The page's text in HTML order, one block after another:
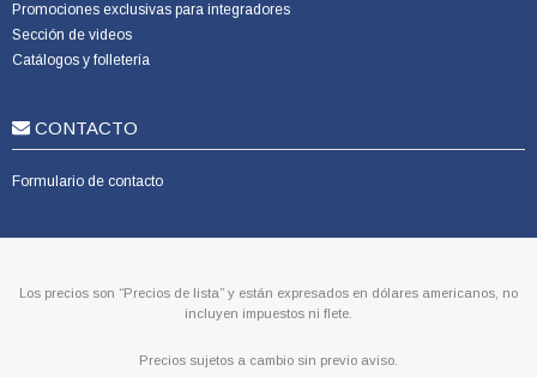
Promociones exclusivas para integradores
Sección de videos
Catálogos y folletería
CONTACTO
Formulario de contacto
Los precios son “Precios de lista” y están expresados en dólares americanos, no
incluyen impuestos ni flete.
Precios sujetos a cambio sin previo aviso.